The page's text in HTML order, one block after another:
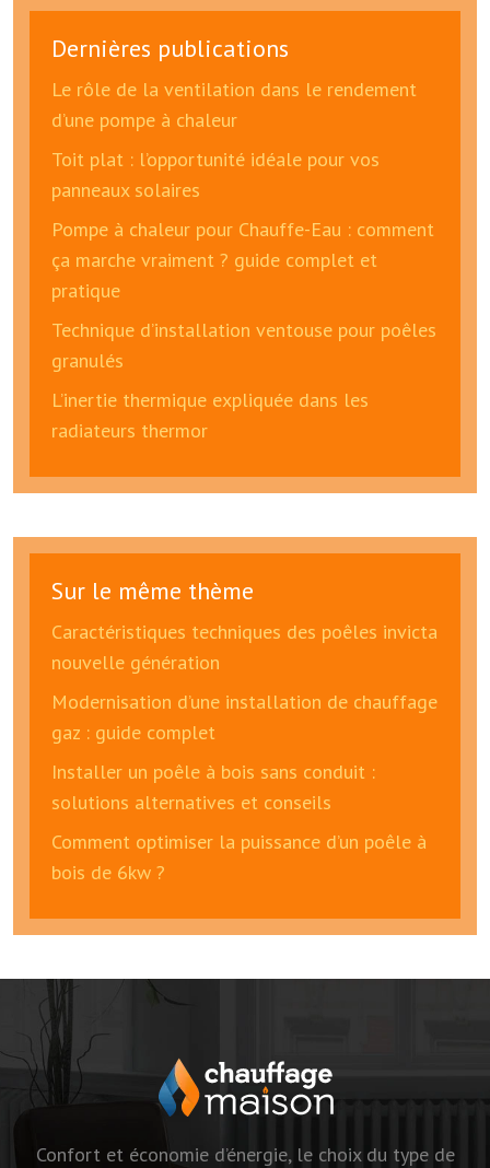
Dernières publications
Le rôle de la ventilation dans le rendement
d’une pompe à chaleur
Toit plat : l’opportunité idéale pour vos
panneaux solaires
Pompe à chaleur pour Chauffe-Eau : comment
ça marche vraiment ? guide complet et
pratique
Technique d’installation ventouse pour poêles
granulés
L’inertie thermique expliquée dans les
radiateurs thermor
Sur le même thème
Caractéristiques techniques des poêles invicta
nouvelle génération
Modernisation d’une installation de chauffage
gaz : guide complet
Installer un poêle à bois sans conduit :
solutions alternatives et conseils
Comment optimiser la puissance d’un poêle à
bois de 6kw ?
Confort et économie d’énergie, le choix du type de